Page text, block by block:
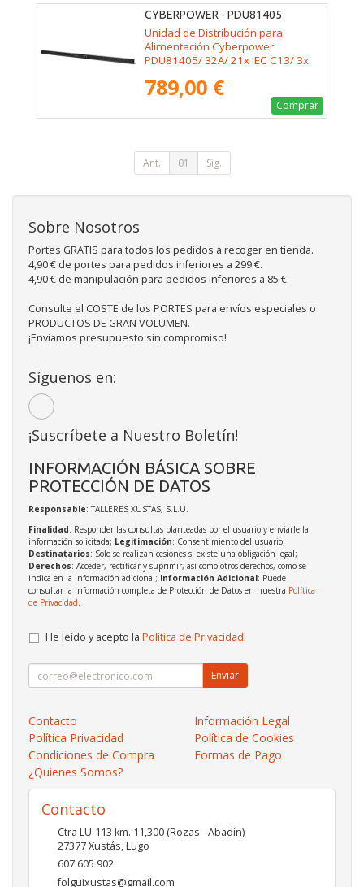
CYBERPOWER - PDU81405
Unidad de Distribución para
Alimentación Cyberpower
PDU81405/ 32A/ 21x IEC C13/ 3x
789,00 €
Comprar
Ant. 01 Sig.
Sobre Nosotros
Portes GRATIS para todos los pedidos a recoger en tienda.
4,90 € de portes para pedidos inferiores a 299 €.
4,90 € de manipulación para pedidos inferiores a 85 €.
Consulte el COSTE de los PORTES para envíos especiales o
PRODUCTOS DE GRAN VOLUMEN.
¡Enviamos presupuesto sin compromiso!
Síguenos en:
¡Suscríbete a Nuestro Boletín!
INFORMACIÓN BÁSICA SOBRE
PROTECCIÓN DE DATOS
Responsable: TALLERES XUSTAS, S.L.U.
Finalidad: Responder las consultas planteadas por el usuario y enviarle la
información solicitada; Legitimación: Consentimiento del usuario;
Destinatarios: Solo se realizan cesiones si existe una obligación legal;
Derechos: Acceder, rectificar y suprimir, así como otros derechos, como se
indica en la información adicional; Información Adicional: Puede
consultar la información completa de Protección de Datos en nuestra Política
de Privacidad.
He leído y acepto la Política de Privacidad.
Enviar
Contacto
Información Legal
Política Privacidad
Política de Cookies
Condiciones de Compra
Formas de Pago
¿Quienes Somos?
Contacto
Ctra LU-113 km. 11,300 (Rozas - Abadín)
27377Xustás,Lugo
607 605 902
folguixustas@gmail.com